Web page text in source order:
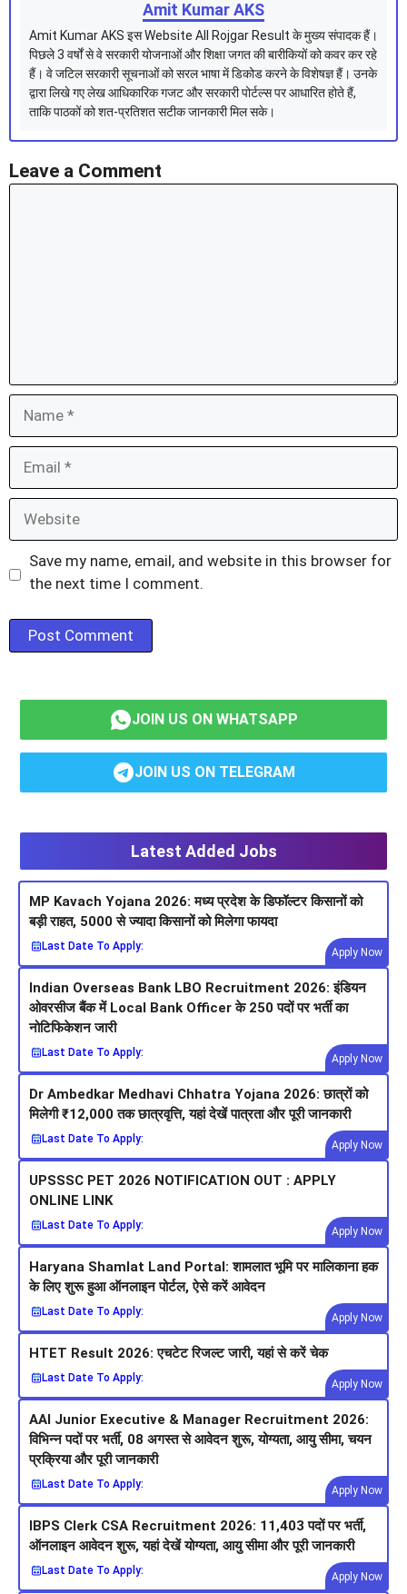
Amit Kumar AKS
Amit Kumar AKS इस Website All Rojgar Result के मुख्य संपादक हैं।
पिछले 3 वर्षों से वे सरकारी योजनाओं और शिक्षा जगत की बारीकियों को कवर कर रहे
हैं। वे जटिल सरकारी सूचनाओं को सरल भाषा में डिकोड करने के विशेषज्ञ हैं। उनके
द्वारा लिखे गए लेख आधिकारिक गजट और सरकारी पोर्टल्स पर आधारित होते हैं,
ताकि पाठकों को शत-प्रतिशत सटीक जानकारी मिल सके।
Leave a Comment
Save my name, email, and website in this browser for
the next time I comment.
JOIN US ON WHATSAPP
JOIN US ON TELEGRAM
Latest Added Jobs
MP Kavach Yojana 2026: मध्य प्रदेश के डिफॉल्टर किसानों को
बड़ी राहत, 5000 से ज्यादा किसानों को मिलेगा फायदा
Last Date To Apply:
Apply Now
Indian Overseas Bank LBO Recruitment 2026: इंडियन
ओवरसीज बैंक में Local Bank Officer के 250 पदों पर भर्ती का
नोटिफिकेशन जारी
Last Date To Apply:
Apply Now
Dr Ambedkar Medhavi Chhatra Yojana 2026: छात्रों को
मिलेगी ₹12,000 तक छात्रवृत्ति, यहां देखें पात्रता और पूरी जानकारी
Last Date To Apply:
Apply Now
UPSSSC PET 2026 NOTIFICATION OUT : APPLY
ONLINE LINK
Last Date To Apply:
Apply Now
Haryana Shamlat Land Portal: शामलात भूमि पर मालिकाना हक
के लिए शुरू हुआ ऑनलाइन पोर्टल, ऐसे करें आवेदन
Last Date To Apply:
Apply Now
HTET Result 2026: एचटेट रिजल्ट जारी, यहां से करें चेक
Last Date To Apply:
Apply Now
AAI Junior Executive & Manager Recruitment 2026:
विभिन्न पदों पर भर्ती, 08 अगस्त से आवेदन शुरू, योग्यता, आयु सीमा, चयन
प्रक्रिया और पूरी जानकारी
Last Date To Apply:
Apply Now
IBPS Clerk CSA Recruitment 2026: 11,403 पदों पर भर्ती,
ऑनलाइन आवेदन शुरू, यहां देखें योग्यता, आयु सीमा और पूरी जानकारी
Last Date To Apply:
Apply Now